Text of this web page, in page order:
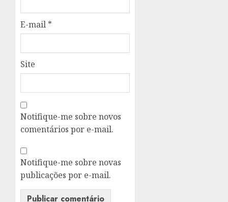
E-mail *
Site
Notifique-me sobre novos
comentários por e-mail.
Notifique-me sobre novas
publicações por e-mail.